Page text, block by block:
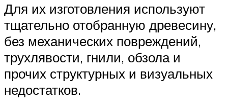
Для их изготовления используют
тщательно отобранную древесину,
без механических повреждений,
трухлявости, гнили, обзола и
прочих структурных и визуальных
недостатков.